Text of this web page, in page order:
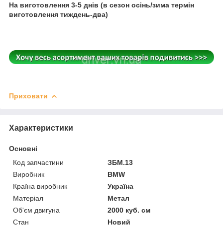
На виготовлення 3-5 днів (в сезон осінь/зима термін
виготовлення тиждень-два)
Приховати
Характеристики
Основні
Код запчастини
ЗБМ.13
Виробник
BMW
Країна виробник
Україна
Матеріал
Метал
Об'єм двигуна
2000 куб. см
Стан
Новий